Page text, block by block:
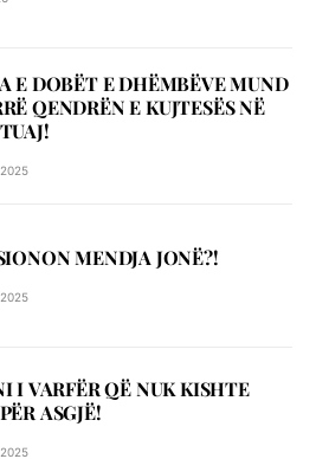
E DOBËT E DHËMBËVE MUND
QENDRËN E KUJTESËS NË
2025
MENDJA JONË?!
2025
I VARFËR QË NUK KISHTE
ASGJË!
2025